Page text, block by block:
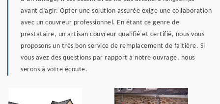
avant d’agir. Opter une solution assurée exige une collaboration
avec un couvreur professionnel. En étant ce genre de
prestataire, un artisan couvreur qualifié et certifié, nous vous
proposons un très bon service de remplacement de faitière. Si
vous avez des questions par rapport à notre ouvrage, nous
serons à votre écoute.